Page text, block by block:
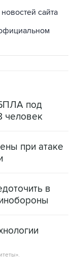
сайта
под
человек
при атаке
в